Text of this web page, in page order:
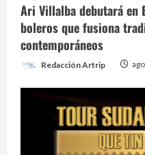
Ari Villalba debutará en
boleros que fusiona
contemporáneos
Redacción Artrip